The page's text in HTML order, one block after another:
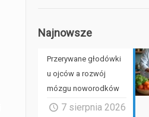
Najnowsze
Przerywane głodówki
u ojców a rozwój
mózgu noworodków
7 sierpnia 2026